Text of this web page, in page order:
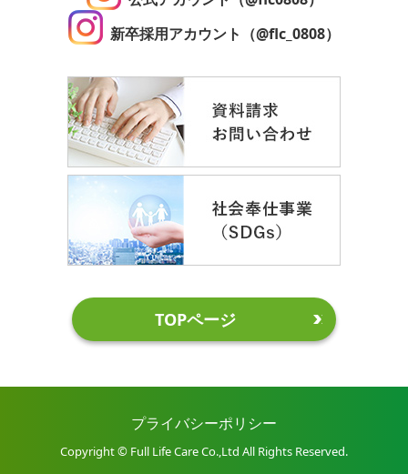
新卒採用アカウント（@flc_0808）
TOPページ
プライバシーポリシー
Copyright © Full Life Care Co.,Ltd All Rights Reserved.